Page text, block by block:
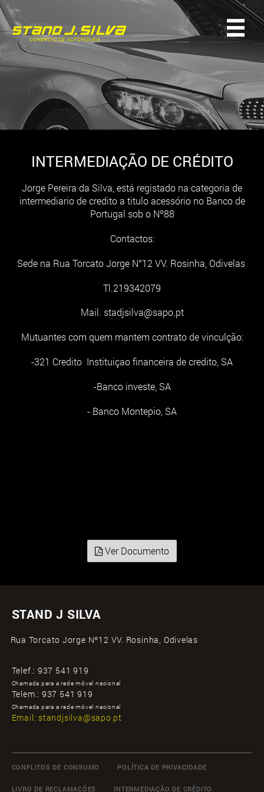
INTERMEDIAÇÃO DE CRÉDITO
Jorge Pereira da Silva, está registado na categoria de
intermediario de credito a titulo acessório no Banco de
Portugal sob o Nº88
Contactos:
Sede na Rua Torcato Jorge N°12 VV. Rosinha, Odivelas
Tl.219342079
Mail. stadjsilva@sapo.pt
Mutuantes com quem mantem contrato de vinculção:
-321 Credito Instituiçao financeira de credito, SA
-Banco investe, SA
- Banco Montepio, SA
Ver Documento
STAND J SILVA
Rua Torcato Jorge Nº12 VV. Rosinha, Odivelas
Telef.: 937 541 919
Chamada para a rede móvel nacional
Telem.: 937 541 919
Chamada para a rede móvel nacional
Email: standjsilva@sapo.pt
CONFLITOS DE CONSUMO POLÍTICA DE PRIVACIDADE
LIVRO DE RECLAMAÇÕES INTERMEDIAÇÃO DE CRÉDITO